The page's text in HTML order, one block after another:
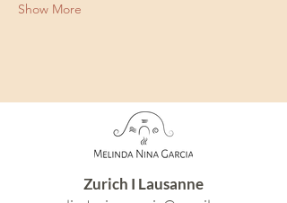
Show More
Zurich I Lausanne